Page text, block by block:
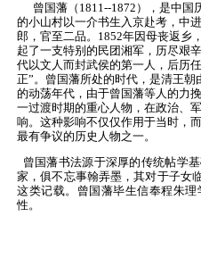
曾国藩（1811--1872）， 是中国
的小山村以一介书生入京赴考，中
郎，官至二品。1852年因母丧返乡
起了一支特别的民团湘军，历尽艰
代以文人而封武侯的第一人，后历
正”。曾国藩所处的时代，是清王
的动荡年代，由于曾国藩等人的力
一过渡时期的重心人物，在政治、
响。这种影响不仅仅作用于当时，
最有争议的历史人物之一。
曾国藩书法源于深厚的传统帖学
家，俱不忘事翰弄墨，其对于子女
这类记载。曾国藩毕生信奉程朱
性。